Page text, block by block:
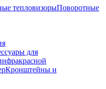
тепловизорыПоворотные
для
Кронштейны и